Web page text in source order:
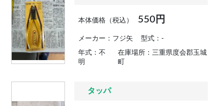
本体価格（税込） 550円
メーカー：フジ矢 型式：-
年式：不
明
在庫場所：三重県度会郡玉城
町
タッパ